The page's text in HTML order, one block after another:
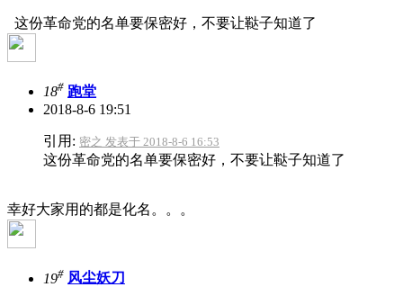
这份革命党的名单要保密好，不要让鞑子知道了
18# 跑堂
2018-8-6 19:51
引用: 密之 发表于 2018-8-6 16:53
这份革命党的名单要保密好，不要让鞑子知道了
幸好大家用的都是化名。。。
19# 风尘妖刀